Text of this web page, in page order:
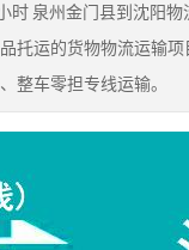
泉州金门县到沈阳
托运的货物物流运输
整车零担专线运输。